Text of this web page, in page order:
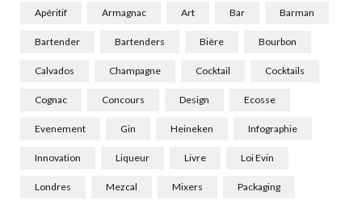
Apéritif Armagnac Art Bar Barman
Bartender Bartenders Bière Bourbon
Calvados Champagne Cocktail Cocktails
Cognac Concours Design Ecosse
Evenement Gin Heineken Infographie
Innovation Liqueur Livre Loi Evin
Londres Mezcal Mixers Packaging